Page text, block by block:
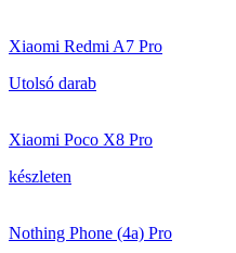
Xiaomi Redmi A7 Pro
Utolsó darab
Xiaomi Poco X8 Pro
készleten
Nothing Phone (4a) Pro